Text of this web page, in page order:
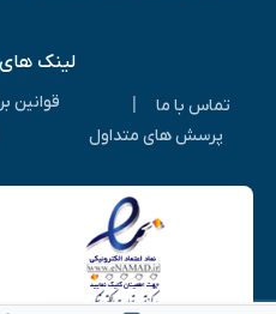
لینک
تماس با ما قوانین
پرسش های متداول